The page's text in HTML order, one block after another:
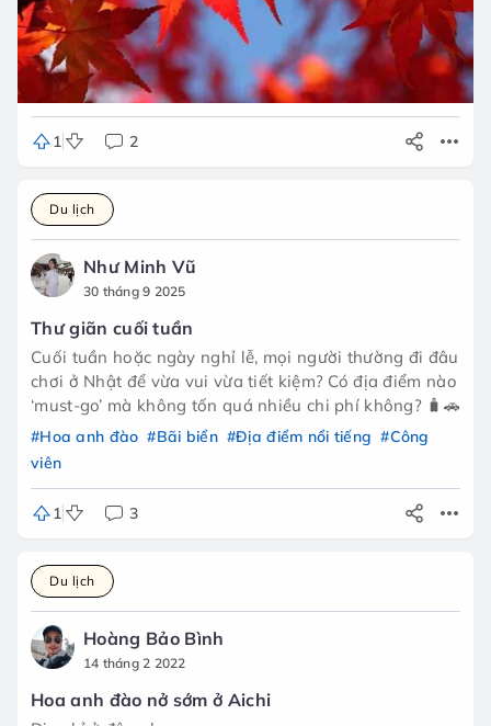
1 2
Du lịch
Như Minh Vũ
30 tháng 9 2025
Thư giãn cuối tuần
Cuối tuần hoặc ngày nghỉ lễ, mọi người thường đi đâu
chơi ở Nhật để vừa vui vừa tiết kiệm? Có địa điểm nào
‘must-go’ mà không tốn quá nhiều chi phí không? 🧳🚗
#Hoa anh đào #Bãi biển #Địa điểm nổi tiếng #Công
viên
1 3
Du lịch
Hoàng Bảo Bình
14 tháng 2 2022
Hoa anh đào nở sớm ở Aichi